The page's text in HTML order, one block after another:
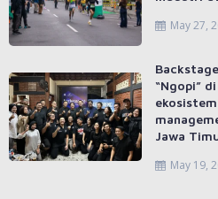
May 27,
May 19,
“Ngopi”
Jawa